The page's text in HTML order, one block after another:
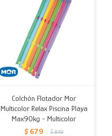
Colchón Flotador Mor
Multicolor Relax Piscina Playa
Max90kg - Multicolor
$ 679 $ 849